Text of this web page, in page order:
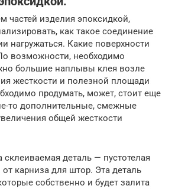
частей изделия эпоксидкой,
как такое соединение
нагружаться. Какие поверхности
возможности, необходимо
большие наплывы клея возле
жесткости и полезной площади
продумать, может, стоит еще
то дополнительные, смежные
общей жесткости
деталь — пустотелая
от карниза для штор. Эта деталь
собственно и будет залита